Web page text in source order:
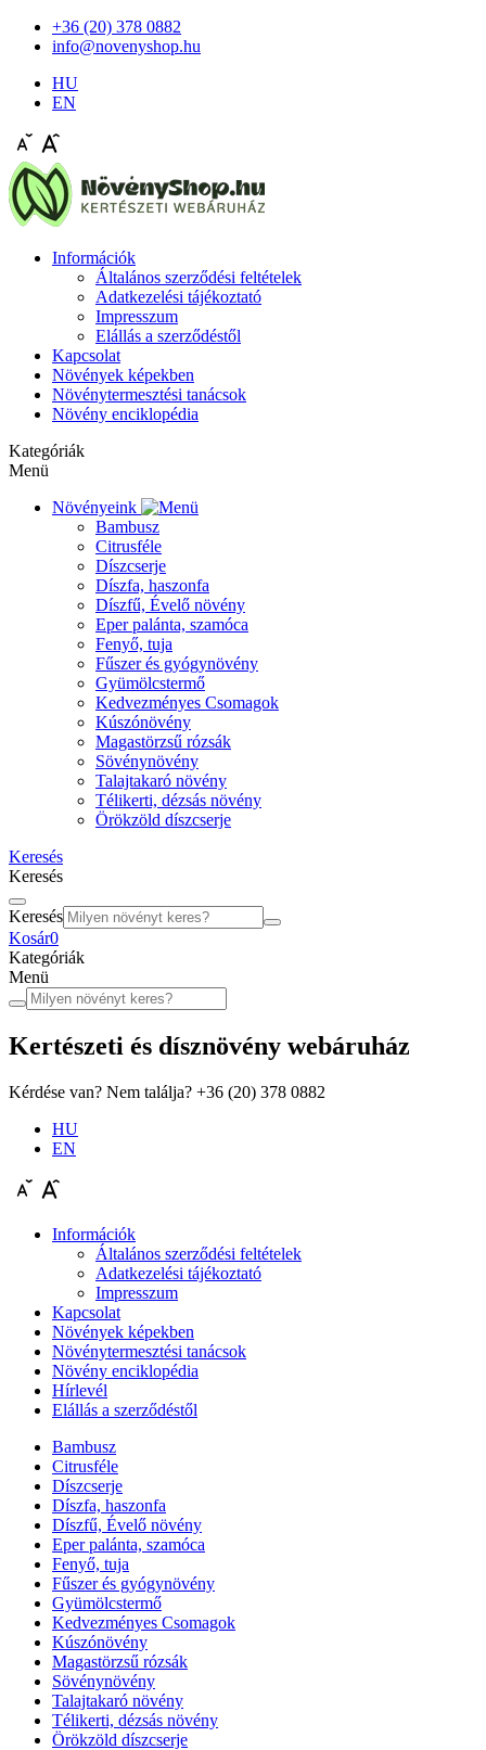
+36 (20) 378 0882
info@novenyshop.hu
HU
EN
Információk
Általános szerződési feltételek
Adatkezelési tájékoztató
Impresszum
Elállás a szerződéstől
Kapcsolat
Növények képekben
Növénytermesztési tanácsok
Növény enciklopédia
Kategóriák
Menü
Növényeink
Bambusz
Citrusféle
Díszcserje
Díszfa, haszonfa
Díszfű, Évelő növény
Eper palánta, szamóca
Fenyő, tuja
Fűszer és gyógynövény
Gyümölcstermő
Kedvezményes Csomagok
Kúszónövény
Magastörzsű rózsák
Sövénynövény
Talajtakaró növény
Télikerti, dézsás növény
Örökzöld díszcserje
Keresés
Keresés
Keresés
Kosár0
Kategóriák
Menü
Kertészeti és dísznövény webáruház
Kérdése van? Nem találja? +36 (20) 378 0882
HU
EN
Információk
Általános szerződési feltételek
Adatkezelési tájékoztató
Impresszum
Kapcsolat
Növények képekben
Növénytermesztési tanácsok
Növény enciklopédia
Hírlevél
Elállás a szerződéstől
Bambusz
Citrusféle
Díszcserje
Díszfa, haszonfa
Díszfű, Évelő növény
Eper palánta, szamóca
Fenyő, tuja
Fűszer és gyógynövény
Gyümölcstermő
Kedvezményes Csomagok
Kúszónövény
Magastörzsű rózsák
Sövénynövény
Talajtakaró növény
Télikerti, dézsás növény
Örökzöld díszcserje